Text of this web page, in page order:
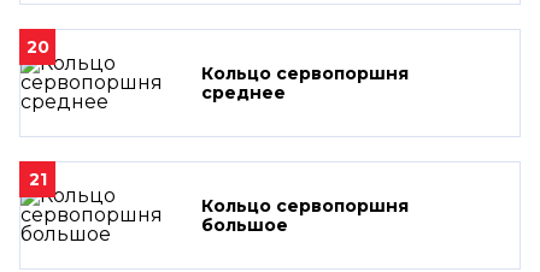
20
Кольцо сервопоршня
среднее
21
Кольцо сервопоршня
большое